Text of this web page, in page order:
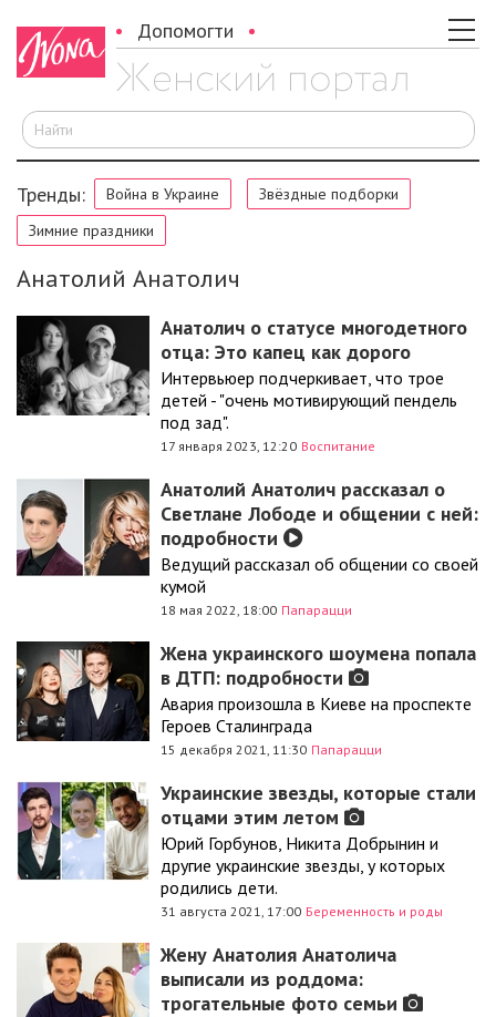
Допомогти
Тренды: Война в Украине
Звёздные подборки
Зимние праздники
Анатолий Анатолич
Анатолич о статусе многодетного
отца: Это капец как дорого
Интервьюер подчеркивает, что трое
детей - "очень мотивирующий пендель
под зад".
17 января 2023, 12:20 Воспитание
Анатолий Анатолич рассказал о
Светлане Лободе и общении с ней:
подробности
Ведущий рассказал об общении со своей
кумой
18 мая 2022, 18:00 Папарацци
Жена украинского шоумена попала
в ДТП: подробности
Авария произошла в Киеве на проспекте
Героев Сталинграда
15 декабря 2021, 11:30 Папарацци
Украинские звезды, которые стали
отцами этим летом
Юрий Горбунов, Никита Добрынин и
другие украинские звезды, у которых
родились дети.
31 августа 2021, 17:00 Беременность и роды
Жену Анатолия Анатолича
выписали из роддома:
трогательные фото семьи